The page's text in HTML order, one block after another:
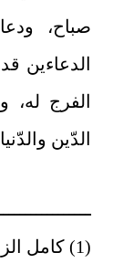
صباح،
الدعاءين
الفرج له،
الدّين
(1) كامل الزيارات/299 باب 99 حديث 3.